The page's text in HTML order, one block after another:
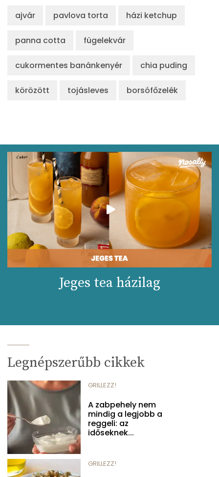
ajvár pavlova torta házi ketchup
panna cotta fügelekvár
cukormentes banánkenyér chia puding
körözött tojásleves borsófőzelék
Jeges tea házilag
Legnépszerűbb cikkek
GRILLEZZ!
A zabpehely nem
mindig a legjobb a
reggeli: az
időseknek...
GRILLEZZ!